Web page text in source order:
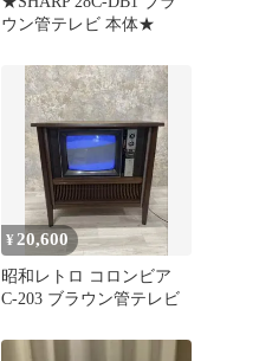
ウン管テレビ 本体★
¥ 20,600
昭和レトロ コロンビア
C-203 ブラウン管テレビ